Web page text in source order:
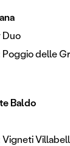
Duo
delle
Baldo